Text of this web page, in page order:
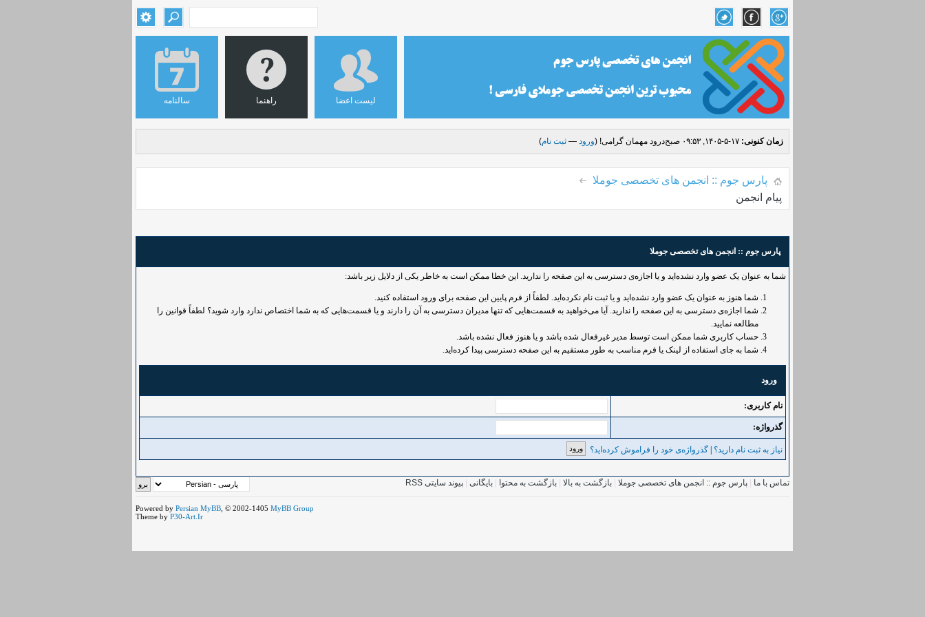
سالنامه راهنما لیست اعضا
زمان کنونی: ۱۷-۵-۱۴۰۵, ۰۹:۵۳ صبح درود مهمان گرامی! (ورود — ثبت نام)
پارس جوم :: انجمن های تخصصی جوملا
پیام انجمن
پارس جوم :: انجمن های تخصصی جوملا
شما به عنوان یک عضو وارد نشده‌اید و یا اجازه‌ی دسترسی به این صفحه را ندارید. این خطا ممکن است به خاطر یکی از دلایل زیر باشد:
شما هنوز به عنوان یک عضو وارد نشده‌اید و یا ثبت نام نکرده‌اید. لطفاً از فرم پایین این صفحه برای ورود استفاده کنید.
شما اجازه‌ی دسترسی به این صفحه را ندارید. آیا می‌خواهید به قسمت‌هایی که تنها مدیران دسترسی به آن را دارند و یا قسمت‌هایی که به شما اختصاص ندارد وارد شوید؟ لطفاً قوانین را
مطالعه نمایید.
حساب کاربری شما ممکن است توسط مدیر غیرفعال شده باشد و یا هنوز فعال نشده باشد.
شما به جای استفاده از لینک یا فرم مناسب به طور مستقیم به این صفحه دسترسی پیدا کرده‌اید.
ورود
نام کاربری:
گذرواژه‌:
نیاز به ثبت نام دارید؟ گذرواژه‌ی خود را فراموش کرده‌اید؟
تماس با ما پارس جوم :: انجمن های تخصصی جوملا بازگشت به بالا بازگشت به محتوا بایگانی پیوند سایتی RSS
Powered by Persian MyBB , © 2002-1405 MyBB Group
Theme by P30-Art.Ir